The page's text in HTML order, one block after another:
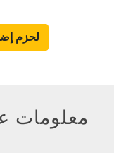
لحزم إضافية
معلومات